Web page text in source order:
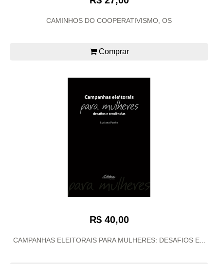
CAMINHOS DO COOPERATIVISMO, OS
Comprar
R$ 40,00
CAMPANHAS ELEITORAIS PARA MULHERES: DESAFIOS E...